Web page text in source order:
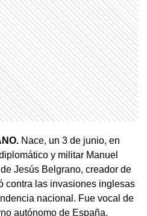
Nace, un 3 de junio, en
y militar Manuel
Jesús Belgrano, creador de
contra las invasiones inglesas
nacional. Fue vocal de
autónomo de España.